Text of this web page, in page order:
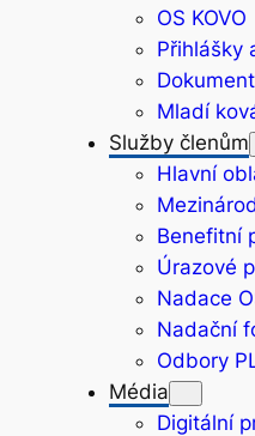
OS KOVO
Přihlášky
Mladí
Služby členům
Hlavní
Benefitní
Úrazové
Nadace
Nadační
Odbory
Média
Digitální